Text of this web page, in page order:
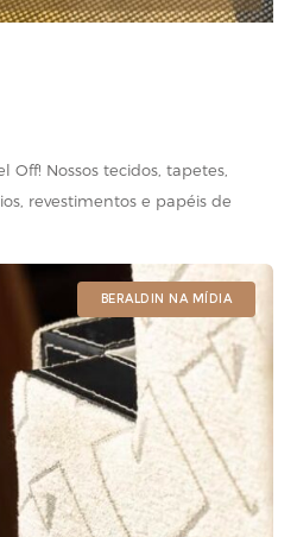
Off! Nossos tecidos, tapetes,
revestimentos e papéis de
BERALDIN NA MÍDIA